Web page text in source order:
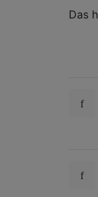
Das